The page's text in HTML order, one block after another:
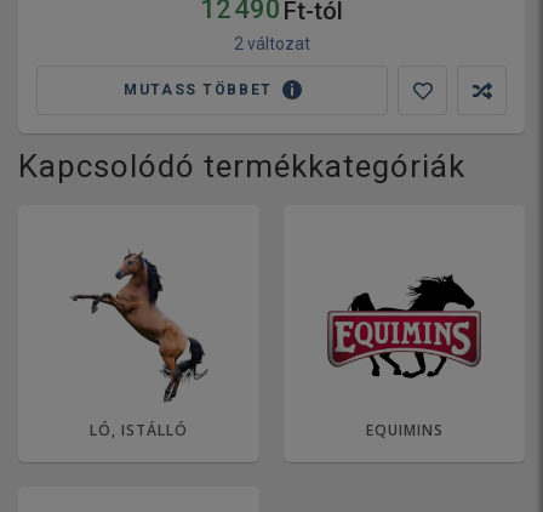
12 490 Ft-tól
2 változat
MUTASS TÖBBET
Kapcsolódó termékkategóriák
LÓ, ISTÁLLÓ EQUIMINS